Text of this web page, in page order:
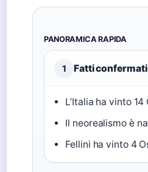
PANORAMICA RAPIDA
1 Fatti confermati
L’Italia ha vinto
Il neorealismo è
Fellini ha vinto 4